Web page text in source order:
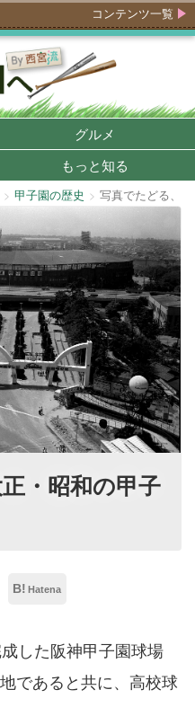
コンテンツ一覧
グルメ
もっと知る
甲子園の歴史 写真でたどる、
・昭和の甲子
した阪神甲子園球場
であると共に、高校球
B! Hatena